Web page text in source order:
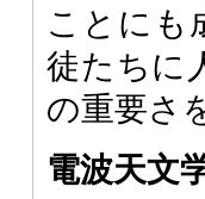
ことにも
徒たちに
の重要さ
電波天文